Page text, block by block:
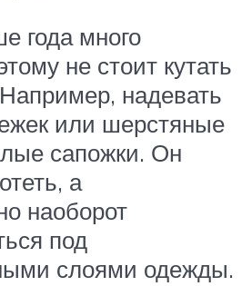
года много
не стоит кутать
надевать
или шерстяные
сапожки. Он
а
наоборот
под
слоями одежды.